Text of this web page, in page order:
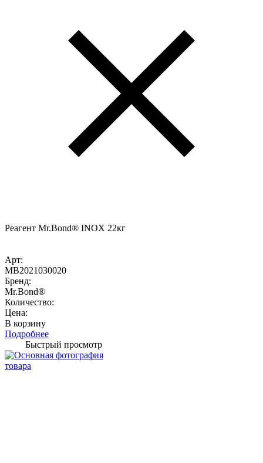
Реагент Mr.Bond® INOX 22кг
Арт:
MB2021030020
Бренд:
Mr.Bond®
Количество:
Цена:
В корзину
Подробнее
Быстрый просмотр